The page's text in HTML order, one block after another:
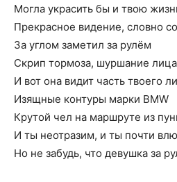
Могла украсить бы и твою
Прекрасное видение, словно
За углом заметил за рулём
Скрип тормоза, шуршание лица
И вот она видит часть твоего
Изящные контуры марки BMW
Крутой чел на маршруте из
И ты неотразим, и ты почти
Но не забудь, что девушка за